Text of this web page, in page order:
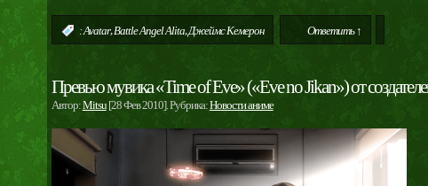
:Avatar, Battle Angel Alita, Джеймс Кемерон Ответить ↑
Превью мувика «Time of Eve» («Eve no Jikan») от
Автор:Mitsu[28 Фев 2010]. Рубрика:Новости аниме